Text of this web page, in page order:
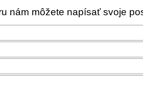
nám môžete napísať svoje